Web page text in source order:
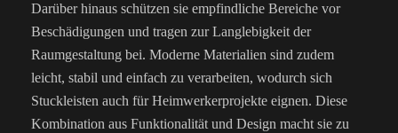
Darüber hinaus schützen sie empfindliche Bereiche vor
Beschädigungen und tragen zur Langlebigkeit der
Raumgestaltung bei. Moderne Materialien sind zudem
leicht, stabil und einfach zu verarbeiten, wodurch sich
Stuckleisten auch für Heimwerkerprojekte eignen. Diese
Kombination aus Funktionalität und Design macht sie zu